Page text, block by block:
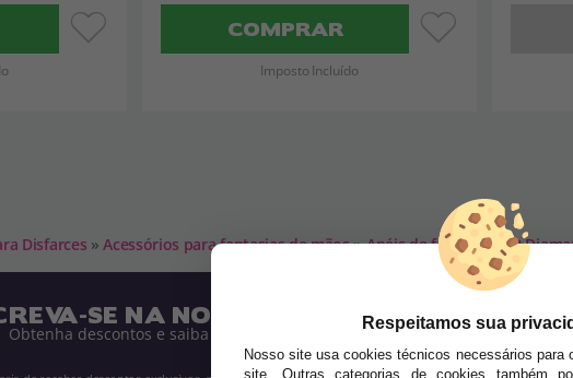
COMPRAR
Imposto Incluído
Disfarces » Acessórios para fantasias de mãos»Anéis de fantasia 50
SE NA NOSSA NEWSLETTER
Obtenha descontos e saiba de tudo antes de todos!
Respeitamos sua
Nosso site usa cookies técnicos necessários para
site. Outras categorias de cookies também